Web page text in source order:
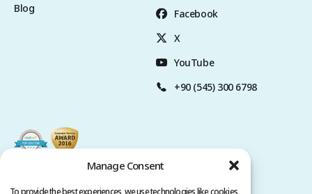
Manage Consent
To provide the best experiences, we use technologies like cookies
Blog
Facebook
X
YouTube
+90 (545) 300 6798